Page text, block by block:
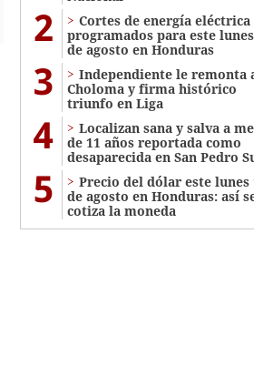
2
Cortes de energía eléctrica
programados para este
de agosto en Honduras
3
Independiente le remonta
Choloma y firma histórico
triunfo en Liga
4
Localizan sana y salva a
de 11 años reportada como
desaparecida en San Pedro
5
Precio del dólar este lunes
de agosto en Honduras: así
cotiza la moneda